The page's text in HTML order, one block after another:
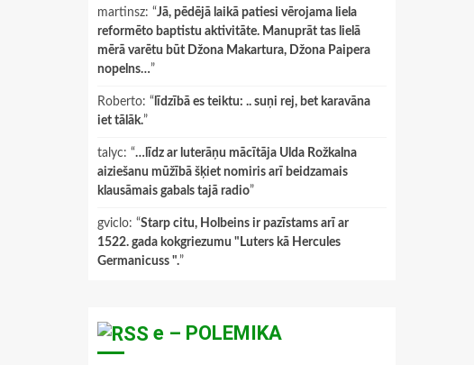
martinsz: “Jā, pēdējā laikā patiesi vērojama liela
reformēto baptistu aktivitāte. Manuprāt tas lielā
mērā varētu būt Džona Makartura, Džona Paipera
nopelns…”
Roberto: “ līdzībā es teiktu: .. suņi rej, bet karavāna
iet tālāk.”
talyc: “…līdz ar luterāņu mācītāja Ulda Rožkalna
aiziešanu mūžībā šķiet nomiris arī beidzamais
klausāmais gabals tajā radio”
gviclo: “Starp citu, Holbeins ir pazīstams arī ar
1522. gada kokgriezumu "Luters kā Hercules
Germanicuss ".”
e – POLEMIKA